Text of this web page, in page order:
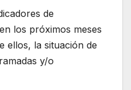
de
los próximos meses
ellos, la situación de
y/o